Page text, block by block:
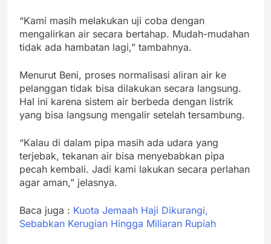
“Kami masih melakukan uji coba dengan
mengalirkan air secara bertahap. Mudah-mudahan
tidak ada hambatan lagi,” tambahnya.
Menurut Beni, proses normalisasi aliran air ke
pelanggan tidak bisa dilakukan secara langsung.
Hal ini karena sistem air berbeda dengan listrik
yang bisa langsung mengalir setelah tersambung.
“Kalau di dalam pipa masih ada udara yang
terjebak, tekanan air bisa menyebabkan pipa
pecah kembali. Jadi kami lakukan secara perlahan
agar aman,” jelasnya.
Baca juga : Kuota Jemaah Haji Dikurangi,
Sebabkan Kerugian Hingga Miliaran Rupiah